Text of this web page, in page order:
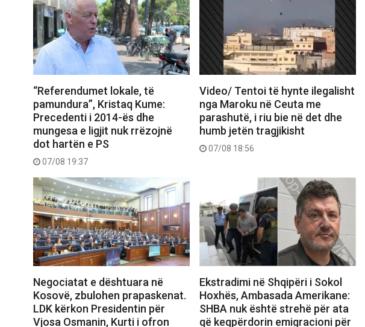
“Referendumet lokale, të
pamundura”, Kristaq Kume:
Precedenti i 2014-ës dhe
mungesa e ligjit nuk rrëzojnë
dot hartën e PS
07/08 19:37
Video/ Tentoi të hynte ilegalisht
nga Maroku në Ceuta me
parashutë, i riu bie në det dhe
humb jetën tragjikisht
07/08 18:56
Negociatat e dështuara në
Kosovë, zbulohen prapaskenat.
LDK kërkon Presidentin për
Vjosa Osmanin, Kurti i ofron
Ekstradimi në Shqipëri i Sokol
Hoxhës, Ambasada Amerikane:
SHBA nuk është strehë për ata
që keqpërdorin emigracioni për